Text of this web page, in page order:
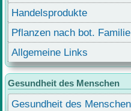
Handelsprodukte
Pflanzen nach bot. Familie
Allgemeine Links
Gesundheit des Menschen
Gesundheit des Menschen